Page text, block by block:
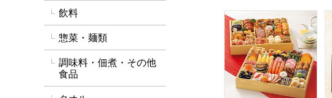
トップバリュ 和洋中特
飲料
惣菜・麺類
調味料・佃煮・その他
食品